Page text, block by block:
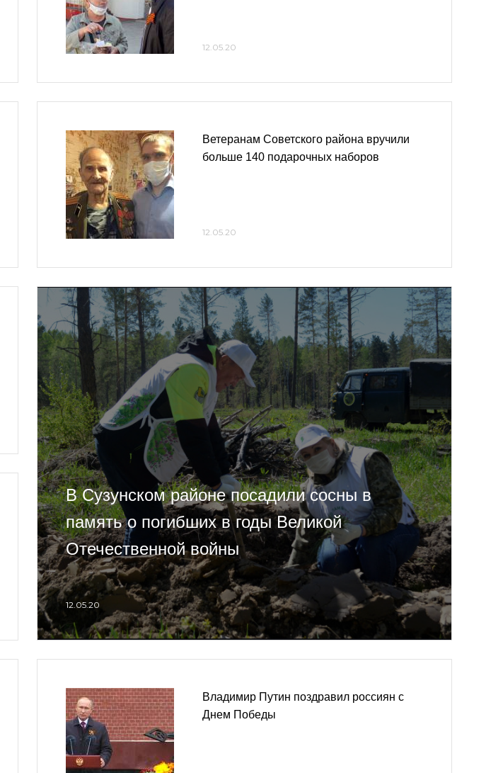
12.05.20
Ветеранам Советского района вручили
больше 140 подарочных наборов
12.05.20
В Сузунском районе посадили сосны в
память о погибших в годы Великой
Отечественной войны
12.05.20
Владимир Путин поздравил россиян с
Днем Победы